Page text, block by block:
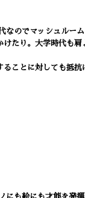
なのでマッシュルー
けたり。大学時代も肩
ることに対しても抵